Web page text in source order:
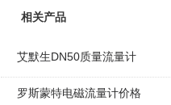
相关产品
艾默生DN50质量流量计
罗斯蒙特电磁流量计价格